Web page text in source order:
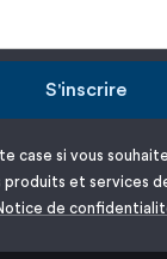
S'inscrire
case si vous
et services
de